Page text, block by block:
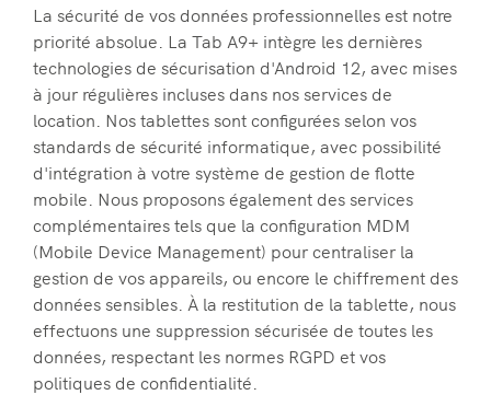
La sécurité de vos données professionnelles est notre
priorité absolue. La Tab A9+ intègre les dernières
technologies de sécurisation d'Android 12, avec mises
à jour régulières incluses dans nos services de
location. Nos tablettes sont configurées selon vos
standards de sécurité informatique, avec possibilité
d'intégration à votre système de gestion de flotte
mobile. Nous proposons également des services
complémentaires tels que la configuration MDM
(Mobile Device Management) pour centraliser la
gestion de vos appareils, ou encore le chiffrement des
données sensibles. À la restitution de la tablette, nous
effectuons une suppression sécurisée de toutes les
données, respectant les normes RGPD et vos
politiques de confidentialité.